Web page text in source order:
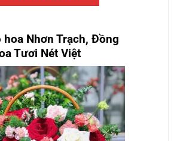
hoa Nhơn Trạch, Đồng
Tươi Nét Việt